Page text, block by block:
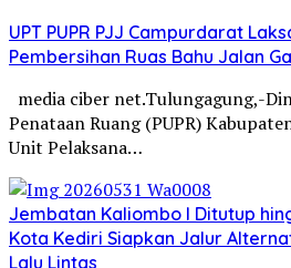
UPT PUPR PJJ Campurdarat
Pembersihan Ruas Bahu Jalan
media ciber net.Tulungagung,-
Penataan Ruang (PUPR)
Unit Pelaksana…
Jembatan Kaliombo I Ditutup
Kota Kediri Siapkan Jalur
Lalu Lintas